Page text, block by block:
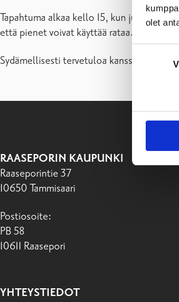
olet
valinta
Tapahtuma alkaa kello 15, kun juhlallisin
että pienet voivat käyttää rataa.
Sydämellisesti tervetuloa kanssamme
RAASEPORIN KAUPUNKI
Raaseporintie 37
10650 Tammisaari
Postiosoite:
PB 58
10611 Raasepori
YHTEYSTIEDOT